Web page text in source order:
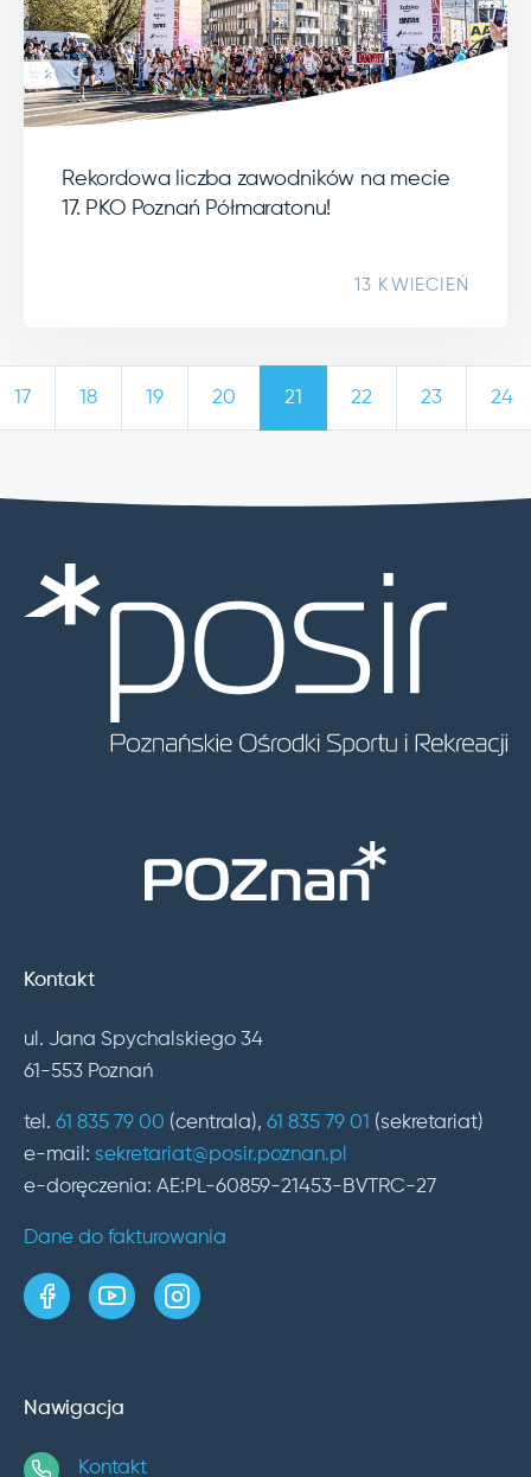
Rekordowa liczba zawodników na mecie
17. PKO Poznań Półmaratonu!
13 KWIECIEŃ
17 18 19 20 21 22 23 24
Kontakt
ul. Jana Spychalskiego 34
61-553 Poznań
tel. 61 835 79 00 (centrala), 61 835 79 01 (sekretariat)
e-mail: sekretariat@posir.poznan.pl
e-doręczenia: AE:PL-60859-21453-BVTRC-27
Dane do fakturowania
strona w serwisie Facebook
kanał w serwisie YouTube
profil w serwisie Instagram
Nawigacja
Kontakt